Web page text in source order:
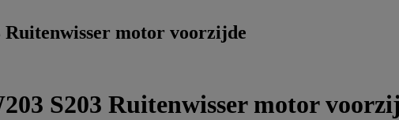
Ruitenwisser motor voorzijde
S203 Ruitenwisser motor